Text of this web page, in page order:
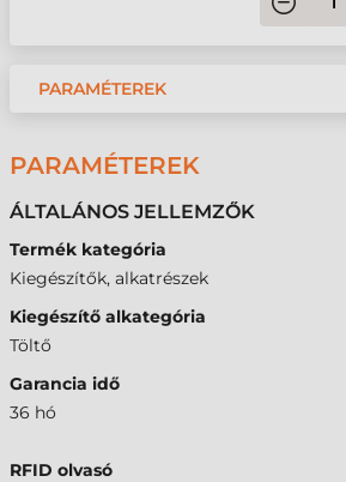
PARAMÉTEREK
PARAMÉTEREK
ÁLTALÁNOS JELLEMZŐK
Termék kategória
Kiegészítők, alkatrészek
Kiegészítő alkategória
Töltő
Garancia idő
36 hó
RFID olvasó